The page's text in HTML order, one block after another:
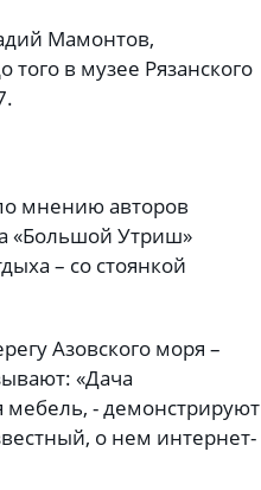
Мамонтов,
в музее Рязанского
мнению авторов
«Большой Утриш»
– со стоянкой
Азовского моря –
«Дача
мебель, - демонстрируют
о нем интернет-